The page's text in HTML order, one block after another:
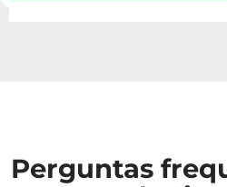
Perguntas